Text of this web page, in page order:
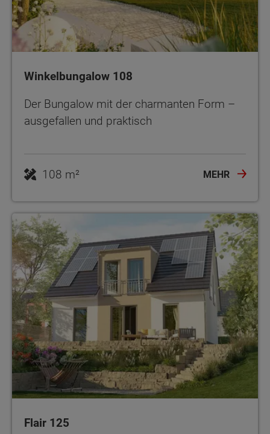
Winkelbungalow 108
Der Bungalow mit der charmanten Form –
ausgefallen und praktisch
108 m² MEHR
Flair 125